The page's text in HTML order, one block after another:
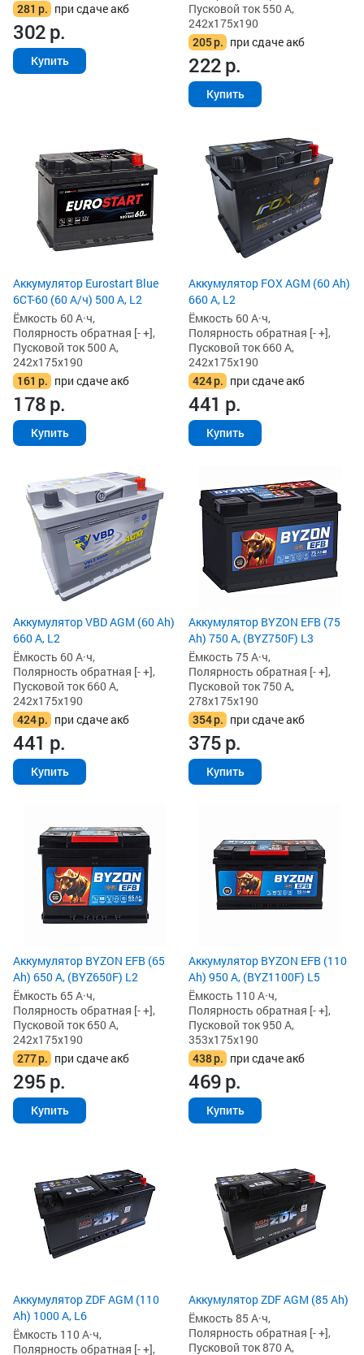
281 р. при сдаче акб
302р.
Купить
Пусковой ток 550 А,
242x175x190
205р. при сдаче акб
222р.
Купить
Аккумулятор Eurostart Blue
6CT-60 (60 А/ч) 500 А, L2
Ёмкость 60 А·ч,
Полярность обратная [- +],
Пусковой ток 500 А,
242x175x190
161 р. при сдаче акб
178р.
Купить
Аккумулятор FOX AGM (60 Ah)
660 А, L2
Ёмкость 60 А·ч,
Полярность обратная [- +],
Пусковой ток 660 А,
242x175x190
424р. при сдаче акб
441 р.
Купить
Аккумулятор VBD AGM (60 Ah)
660 А, L2
Ёмкость 60 А·ч,
Полярность обратная [- +],
Пусковой ток 660 А,
242x175x190
424р. при сдаче акб
441 р.
Купить
Аккумулятор BYZON EFB (75
Ah) 750 А, (BYZ750F) L3
Ёмкость 75 А·ч,
Полярность обратная [- +],
Пусковой ток 750 А,
278x175x190
354р. при сдаче акб
375р.
Купить
Аккумулятор BYZON EFB (65
Ah) 650 А, (BYZ650F) L2
Ёмкость 65 А·ч,
Полярность обратная [- +],
Пусковой ток 650 А,
242x175x190
277р. при сдаче акб
295р.
Купить
Аккумулятор BYZON EFB (110
Ah) 950 А, (BYZ1100F) L5
Ёмкость 110 А·ч,
Полярность обратная [- +],
Пусковой ток 950 А,
353x175x190
438р. при сдаче акб
469р.
Купить
Аккумулятор ZDF AGM (110
Ah) 1000 А, L6
Ёмкость 110 А·ч,
Полярность обратная [- +],
Аккумулятор ZDF AGM (85 Ah)
Ёмкость 85 А·ч,
Полярность обратная [- +],
Пусковой ток 870 А,